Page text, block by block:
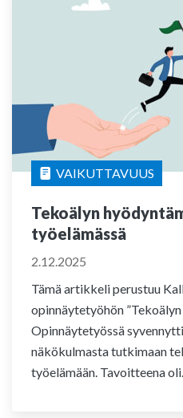
VAIKUTTAVUUS
Tekoälyn
työelämässä
2.12.2025
Tämä artikkeli perustuu
opinnäytetyöhön
Opinnäytetyössä
näkökulmasta tutkimaan
työelämään. Tavoitteena